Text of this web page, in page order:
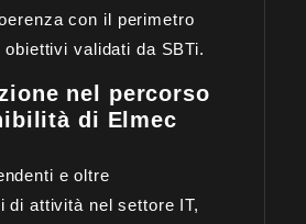
con il perimetro
obiettivi validati da SBTi.
nel percorso
di Elmec
e oltre
di attività nel settore IT,